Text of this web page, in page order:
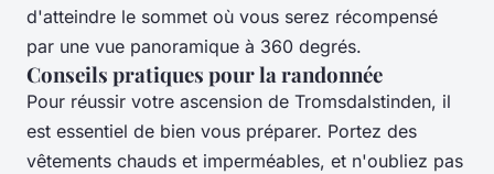
d'atteindre le sommet où vous serez récompensé
par une vue panoramique à 360 degrés.
Conseils pratiques pour la randonnée
Pour réussir votre ascension de Tromsdalstinden, il
est essentiel de bien vous préparer. Portez des
vêtements chauds et imperméables, et n'oubliez pas